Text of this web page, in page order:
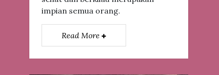
impian semua orang.
Read More